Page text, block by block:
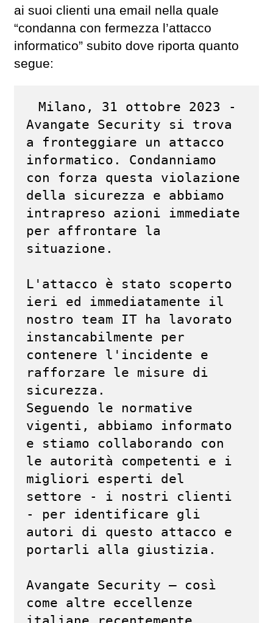
ai suoi clienti una email nella quale
“condanna con fermezza l’attacco
informatico” subito dove riporta quanto
segue:
Milano, 31 ottobre 2023 -
Avangate Security si trova
a fronteggiare un attacco
informatico. Condanniamo
con forza questa violazione
della sicurezza e abbiamo
intrapreso azioni immediate
per affrontare la
situazione.
L'attacco è stato scoperto
ieri ed immediatamente il
nostro team IT ha lavorato
instancabilmente per
contenere l'incidente e
rafforzare le misure di
sicurezza.
Seguendo le normative
vigenti, abbiamo informato
e stiamo collaborando con
le autorità competenti e i
migliori esperti del
settore - i nostri clienti
- per identificare gli
autori di questo attacco e
portarli alla giustizia.
Avangate Security – così
come altre eccellenze